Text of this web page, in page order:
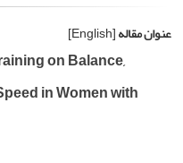
عنوان مقاله[English]
on Balance,
in Women with